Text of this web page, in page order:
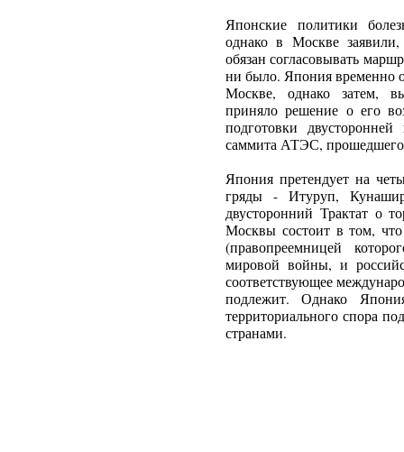
Японские политики
однако в Москве заявили,
обязан согласовывать
ни было. Япония временно
Москве, однако затем,
приняло решение о его
подготовки
саммита АТЭС, прошедшего
Япония претендует на
гряды - Итуруп,
двусторонний Трактат о
Москвы состоит в том,
(правопреемницей
мировой войны, и
соответствующее
подлежит. Однако
территориального спора
странами.